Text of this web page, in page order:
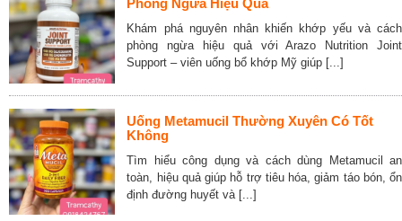
Phòng Ngừa Hiệu Quả
Khám phá nguyên nhân khiến khớp yếu và cách
phòng ngừa hiệu quả với Arazo Nutrition Joint
Support – viên uống bổ khớp Mỹ giúp [...]
Uống Metamucil Thường Xuyên Có Tốt
Không
Tìm hiểu công dụng và cách dùng Metamucil an
toàn, hiệu quả giúp hỗ trợ tiêu hóa, giảm táo bón, ổn
định đường huyết và [...]